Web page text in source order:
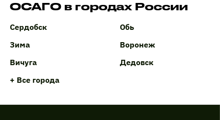
ОСАГО в городах России
Сердобск
Обь
Зима
Воронеж
Вичуга
Дедовск
+ Все города